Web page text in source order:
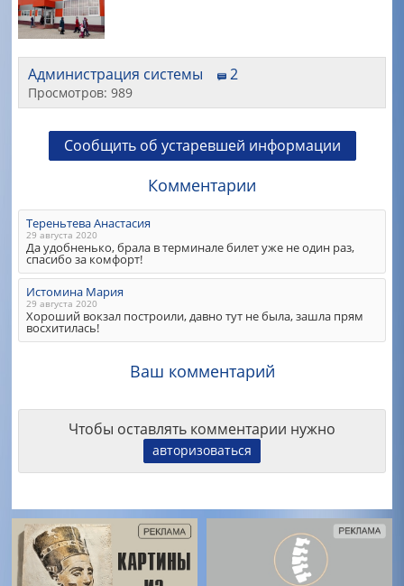
Администрация системы 2
Просмотров: 989
Сообщить об устаревшей информации
Комментарии
Тереньтева Анастасия
29 августа 2020
Да удобненько, брала в терминале билет уже не один раз,
спасибо за комфорт!
Истомина Мария
29 августа 2020
Хороший вокзал построили, давно тут не была, зашла прям
восхитилась!
Ваш комментарий
Чтобы оставлять комментарии нужно
авторизоваться